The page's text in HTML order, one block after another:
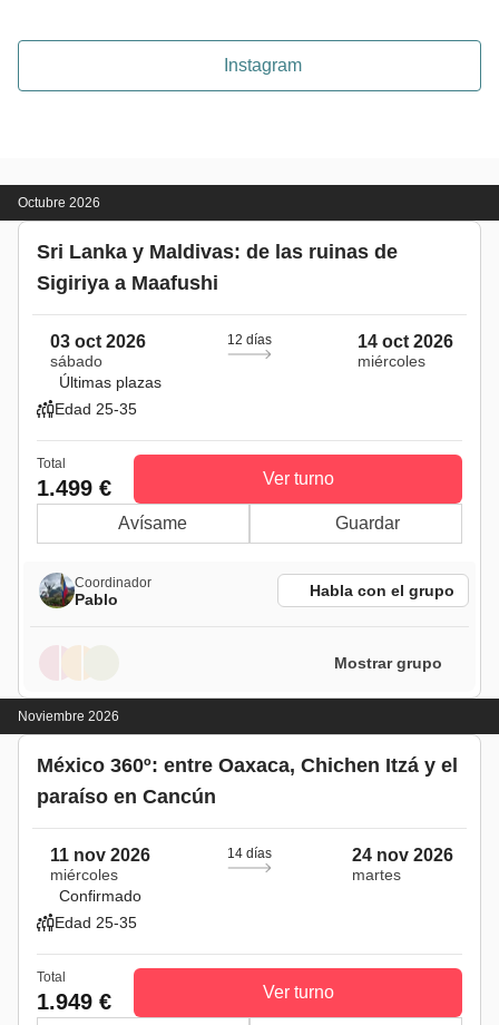
Instagram
Octubre 2026
Sri Lanka y Maldivas: de las ruinas de
Sigiriya a Maafushi
03 oct 2026
sábado
12 días 14 oct 2026
miércoles
Últimas plazas
Edad 25-35
Total
1.499 € Ver turno
Avísame Guardar
Coordinador
Pablo Habla con el grupo
Mostrar grupo
Noviembre 2026
México 360º: entre Oaxaca, Chichen Itzá y el
paraíso en Cancún
11 nov 2026
miércoles
14 días 24 nov 2026
martes
Confirmado
Edad 25-35
Total
1.949 € Ver turno